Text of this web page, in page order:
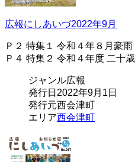
広報にしあいづ2022年9月
Ｐ２ 特集１ 令和４年８月豪
Ｐ４ 特集２ 令和４年度 二十
ジャンル広報
発行日 2022年9月1日
発行元西会津町
エリア西会津町